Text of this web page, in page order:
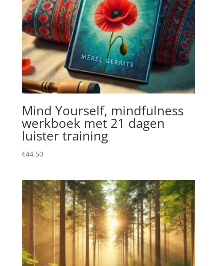
Mind Yourself, mindfulness
werkboek met 21 dagen
luister training
€44,50